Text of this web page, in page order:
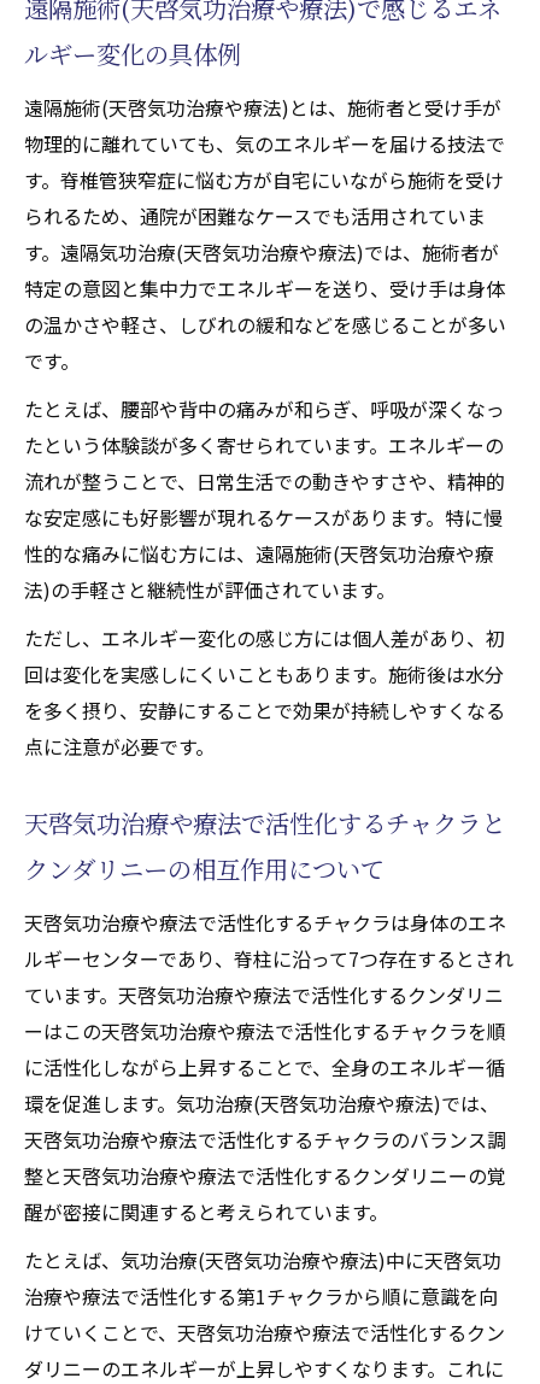
遠隔施術(天啓気功治療や療法)で感じるエネ
ルギー変化の具体例
遠隔施術(天啓気功治療や療法)とは、施術者と受け手が
物理的に離れていても、気のエネルギーを届ける技法で
す。脊椎管狭窄症に悩む方が自宅にいながら施術を受け
られるため、通院が困難なケースでも活用されていま
す。遠隔気功治療(天啓気功治療や療法)では、施術者が
特定の意図と集中力でエネルギーを送り、受け手は身体
の温かさや軽さ、しびれの緩和などを感じることが多い
です。
たとえば、腰部や背中の痛みが和らぎ、呼吸が深くなっ
たという体験談が多く寄せられています。エネルギーの
流れが整うことで、日常生活での動きやすさや、精神的
な安定感にも好影響が現れるケースがあります。特に慢
性的な痛みに悩む方には、遠隔施術(天啓気功治療や療
法)の手軽さと継続性が評価されています。
ただし、エネルギー変化の感じ方には個人差があり、初
回は変化を実感しにくいこともあります。施術後は水分
を多く摂り、安静にすることで効果が持続しやすくなる
点に注意が必要です。
天啓気功治療や療法で活性化するチャクラと
クンダリニーの相互作用について
天啓気功治療や療法で活性化するチャクラは身体のエネ
ルギーセンターであり、脊柱に沿って7つ存在するとされ
ています。天啓気功治療や療法で活性化するクンダリニ
ーはこの天啓気功治療や療法で活性化するチャクラを順
に活性化しながら上昇することで、全身のエネルギー循
環を促進します。気功治療(天啓気功治療や療法)では、
天啓気功治療や療法で活性化するチャクラのバランス調
整と天啓気功治療や療法で活性化するクンダリニーの覚
醒が密接に関連すると考えられています。
たとえば、気功治療(天啓気功治療や療法)中に天啓気功
治療や療法で活性化する第1チャクラから順に意識を向
けていくことで、天啓気功治療や療法で活性化するクン
ダリニーのエネルギーが上昇しやすくなります。これに